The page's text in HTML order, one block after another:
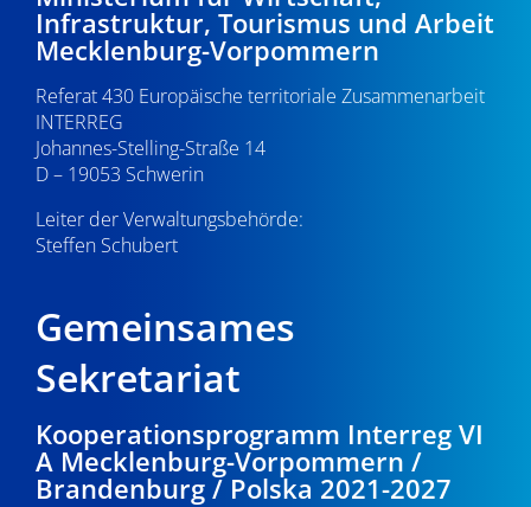
Infrastruktur, Tourismus und Arbeit
Mecklenburg-Vorpommern
Referat 430 Europäische territoriale Zusammenarbeit
INTERREG
Johannes-Stelling-Straße 14
D – 19053 Schwerin
Leiter der Verwaltungsbehörde:
Steffen Schubert
Gemeinsames
Sekretariat
Kooperationsprogramm Interreg VI
A Mecklenburg-Vorpommern /
Brandenburg / Polska 2021-2027